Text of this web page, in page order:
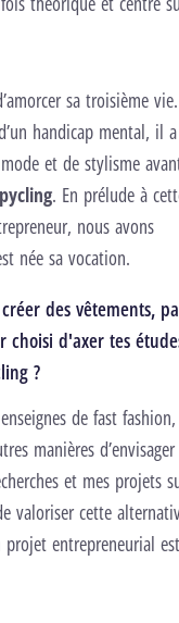
sa troisième vie.
handicap mental, il a
et de stylisme
. En prélude à
nous avons
née sa vocation.
des vêtements,
choisi d'axer tes
?
de fast
manières
et mes projets
valoriser cette
projet entrepreneurial